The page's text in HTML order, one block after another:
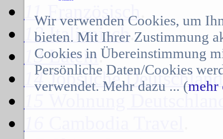
11Französisch
12Italienisch.
13Latein.
14Jobsuche Deutschland
Wohnung
Wir verwenden Cookies, um
bieten. Mit Ihrer Zustimmung
Cookies in Übereinstimmung
Persönliche Daten/Cookies
verwendet. Mehr dazu ... (mehr